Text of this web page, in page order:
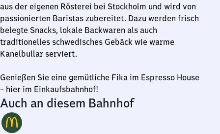
aus der eigenen Rösterei bei Stockholm und wird von
passionierten Baristas zubereitet. Dazu werden frisch
belegte Snacks, lokale Backwaren als auch
traditionelles schwedisches Gebäck wie warme
Kanelbullar serviert.
Genießen Sie eine gemütliche Fika im Espresso House
– hier im Einkaufsbahnhof!
Auch an diesem Bahnhof